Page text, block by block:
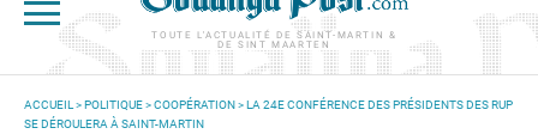
TOUTE L'ACTUALITÉ DE SAINT-MARTIN &
DE SINT MAARTEN
VOUS ÊTES ICI
ACCUEIL >POLITIQUE>COOPÉRATION> LA 24E CONFÉRENCE DES PRÉSIDENTS DES RUP
SE DÉROULERA À SAINT-MARTIN